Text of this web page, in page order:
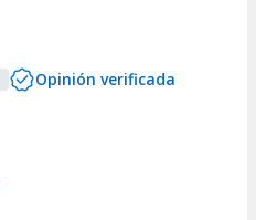
Opinión verificada